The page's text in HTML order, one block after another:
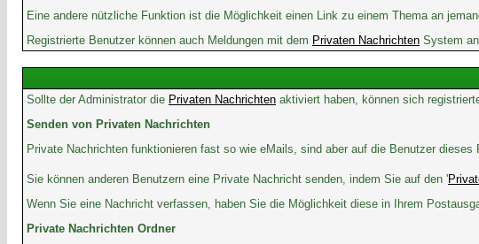
Eine andere nützliche Funktion ist die Möglichkeit einen Link zu einem Thema an
Registrierte Benutzer können auch Meldungen mit dem Privaten Nachrichten System
Sollte der Administrator die Privaten Nachrichten aktiviert haben, können sich
Senden von Privaten Nachrichten
Private Nachrichten funktionieren fast so wie eMails, sind aber auf die Benutzer
Sie können anderen Benutzern eine Private Nachricht senden, indem Sie auf den '
Wenn Sie eine Nachricht verfassen, haben Sie die Möglichkeit diese in Ihrem
Private Nachrichten Ordner